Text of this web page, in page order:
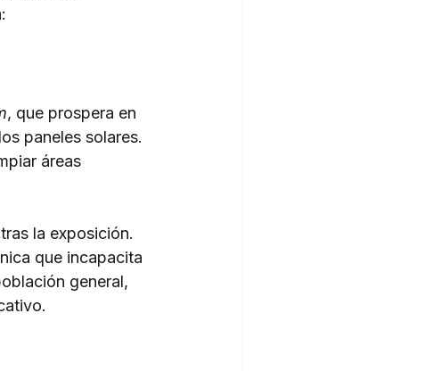
, que prospera en
paneles solares.
áreas
la exposición.
que incapacita
general,